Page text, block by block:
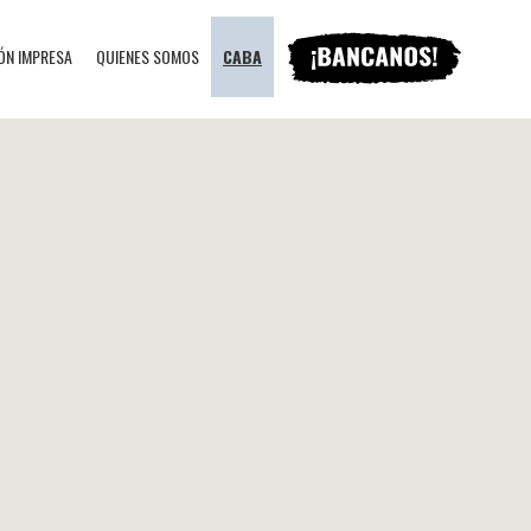
IMPRESA QUIENES SOMOS CABA